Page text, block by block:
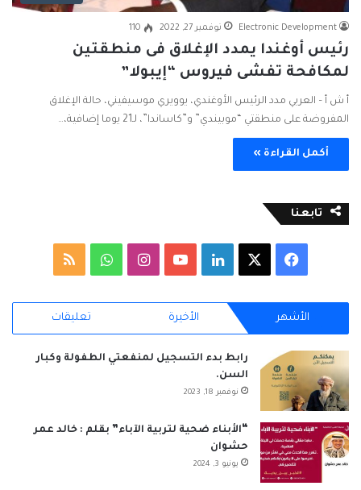
Electronic Development نوفمبر 27, 2022 110
رئيس أوغندا يمدد الإغلاق فى منطقتين
لمكافحة تفشى فيروس “إيبولا”
أ ش أ – العربي مدد الرئيس الأوغندي، يوويري موسيفيني، حالة الإغلاق
المفروضة على منطقتي “موبيندي” و”كاساندا”، لـ21 يوما إضافية،…
أكمل القراءة »
تابعنا
س
ب
و
ك
ك
د
ن
o
u ت س
خ
ص
الأشهر الأخيرة تعليقات
رابط بدء التسجيل لمنفعتي الطفولة وكبار
السن.
نوفمبر 18, 2023
“الأبناء ضحية لتربية الآباء” بقلم : خالد عمر
حشوان
يونيو 3, 2024